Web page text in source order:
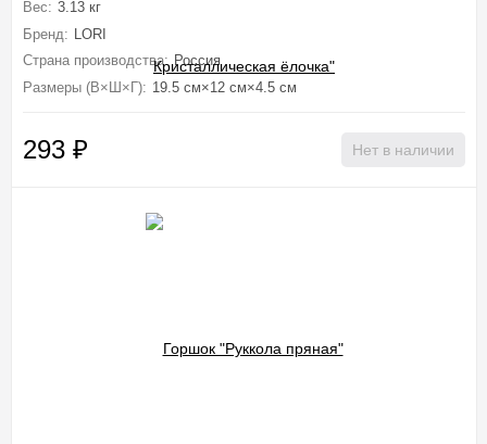
Вес: 3.13 кг
Бренд: LORI
Страна производства: Россия
Размеры (В×Ш×Г): 19.5 см×12 см×4.5 см
293 ₽ Нет в наличии